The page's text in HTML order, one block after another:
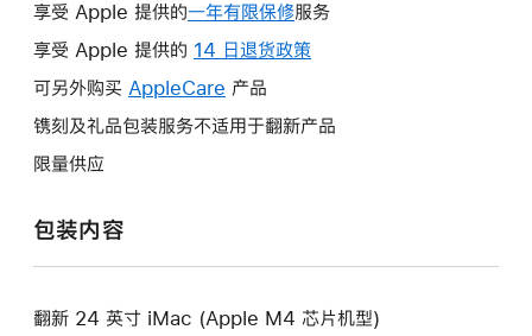
享受 Apple 提供的一年有限保修此
操
打
服务
享受 Apple 提供的 14 日退货政策
将
口。
可另外购买 AppleCare 此
操
新
窗
产品
镌刻及礼品包装服务不适用于翻新产品
限量供应
包装内容
翻新 24 英寸 iMac (Apple M4 芯片机型)